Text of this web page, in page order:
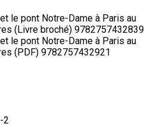
le pont Notre-Dame à Paris au
(Livre broché) 9782757432839
le pont Notre-Dame à Paris au
(PDF) 9782757432921
2